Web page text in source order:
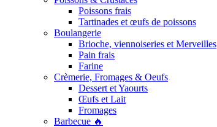
Poissons frais
Tartinades et œufs de poissons
Boulangerie
Brioche, viennoiseries et Merveilles
Pain frais
Farine
Crèmerie, Fromages & Oeufs
Dessert et Yaourts
Œufs et Lait
Fromages
Barbecue 🔥